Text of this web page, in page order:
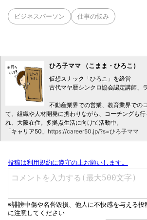
ビジネスパーソン 仕事の悩み
ひろ子ママ （こまま・ひろこ）
仮想スナック「ひろこ」を経営
古代マヤ暦シンクロ協会認定講師、
不動産業界での営業、教育業界での
て、組織や人材開発に携わりながら、コーチングも行
れ、大阪在住。多拠点生活に向けて活動中。
「キャリア50」 https://career50.jp/?s=ひろ子ママ